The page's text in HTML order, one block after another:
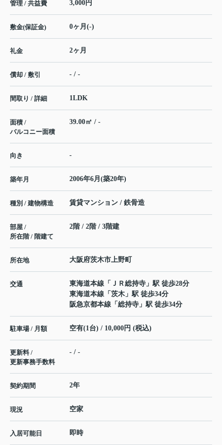
管理 / 共益費 3,000円
敷金(保証金) 0ヶ月(-)
礼金 2ヶ月
償却 / 敷引 - / -
間取り / 詳細 1LDK
面積 /
バルコニー面積
39.00㎡ / -
向き -
築年月 2006年6月(築20年)
種別 / 建物構造 賃貸マンション / 鉄骨造
部屋 /
所在階 / 階建て
2階 / 2階 / 3階建
所在地 大阪府茨木市 上野町
交通 東海道本線 「 ＪＲ総持寺 」駅 徒歩28分
東海道本線 「 茨木 」駅 徒歩34分
阪急京都本線 「 総持寺 」駅 徒歩34分
駐車場 / 月額 空有(1台) / 10,000円 (税込)
更新料 /
更新事務手数料
- / -
契約期間 2年
現況 空家
入居可能日 即時